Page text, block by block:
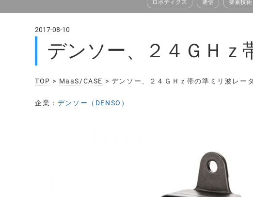
ロボティクス 通信 要素技術
2017-08-10
デンソー、２４ＧＨｚ
TOP > MaaS/CASE > デンソー、２４ＧＨｚ帯の準ミリ波レー
企業： デンソー（DENSO）